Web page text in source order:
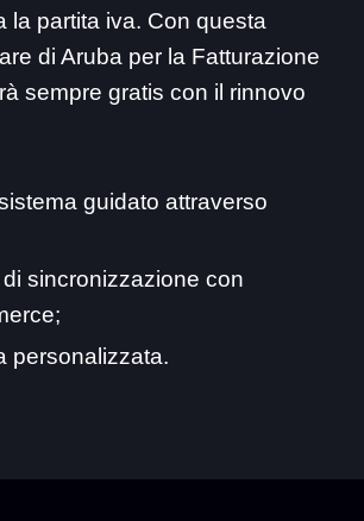
la partita iva. Con questa
di Aruba per la Fatturazione
sempre gratis con il rinnovo
guidato attraverso
sincronizzazione con
personalizzata.